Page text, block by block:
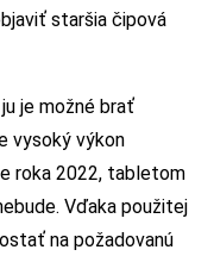
staršia čipová
je možné brať
vysoký výkon
roka 2022, tabletom
Vďaka použitej
na požadovanú